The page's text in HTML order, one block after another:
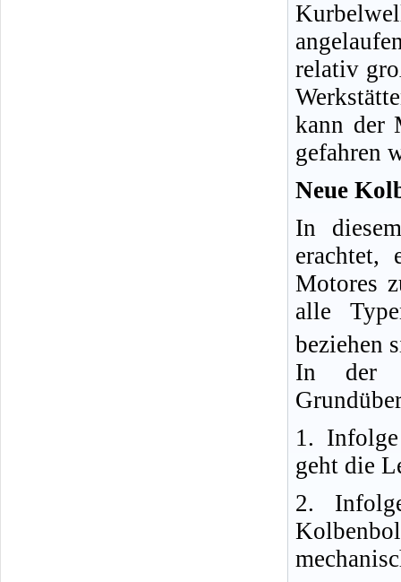
relativ
kann der
gefahren
Neue
In
erachtet,
Motores
alle
beziehen
In der
1.
geht die
2.